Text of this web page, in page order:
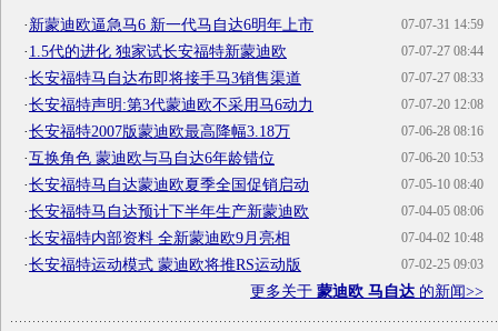
07-07-31 14:59
·新蒙迪欧逼急马6 新一代马自达6明年上市
07-07-27 08:44
·1.5代的进化 独家试长安福特新蒙迪欧
07-07-27 08:33
·长安福特马自达布即将接手马3销售渠道
07-07-20 12:08
·长安福特声明:第3代蒙迪欧不采用马6动力
07-06-28 08:16
·长安福特2007版蒙迪欧最高降幅3.18万
07-06-20 10:53
·互换角色 蒙迪欧与马自达6年龄错位
07-05-10 08:40
·长安福特马自达蒙迪欧夏季全国促销启动
07-04-05 08:06
·长安福特马自达预计下半年生产新蒙迪欧
07-04-02 10:48
·长安福特内部资料 全新蒙迪欧9月亮相
07-02-25 09:03
·长安福特运动模式 蒙迪欧将推RS运动版
更多关于 蒙迪欧 马自达 的新闻>>